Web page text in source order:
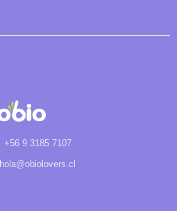
+56 9 3185 7107
hola@obiolovers.cl